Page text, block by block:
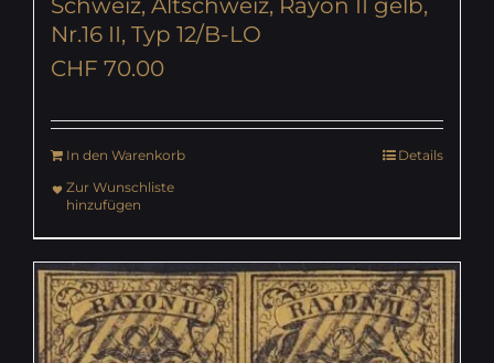
Schweiz, Altschweiz, Rayon II gelb,
Nr.16 II, Typ 12/B-LO
CHF 70.00
In den Warenkorb
Details
Zur Wunschliste
hinzufügen